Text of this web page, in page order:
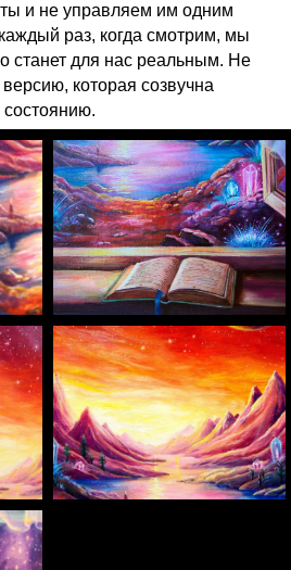
и не управляем им одним
раз, когда смотрим, мы
станет для нас реальным. Не
которая созвучна